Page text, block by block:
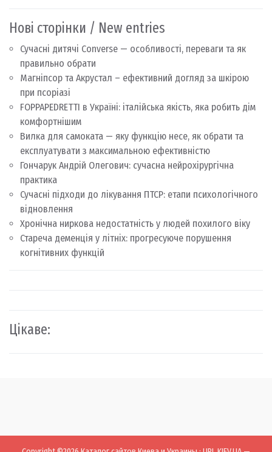
Нові сторінки / New entries
Сучасні дитячі Converse — особливості, переваги та як
правильно обрати
Магніпсор та Акрустал – ефективний догляд за шкірою
при псоріазі
FOPPAPEDRETTI в Україні: італійська якість, яка робить дім
комфортнішим
Вилка для самоката — яку функцію несе, як обрати та
експлуатувати з максимальною ефективністю
Гончарук Андрій Олегович: сучасна нейрохірургічна
практика
Сучасні підходи до лікування ПТСР: етапи психологічного
відновлення
Хронічна ниркова недостатність у людей похилого віку
Стареча деменція у літніх: прогресуюче порушення
когнітивних функцій
Цікаве: